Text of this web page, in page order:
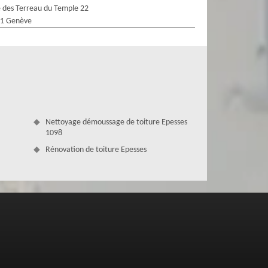
des Terreau du Temple 22
Genève
Nettoyage démoussage de toiture Epesses
1098
Rénovation de toiture Epesses